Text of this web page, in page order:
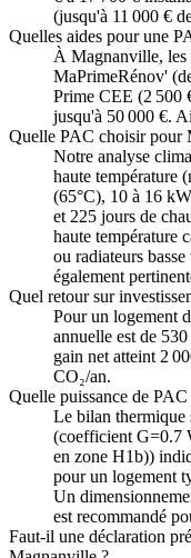
(jusqu'à 11 000 €
Quelles aides pour une
À Magnanville, les
MaPrimeRénov'
Prime CEE (2 500
jusqu'à 50 000 €.
Quelle PAC choisir pour
Notre analyse
haute température
(65°C), 10 à 16
et 225 jours de
haute température
ou radiateurs
également
Quel retour sur
Pour un logement
annuelle est de
gain net atteint 2
CO₂/an.
Quelle puissance de
Le bilan
(coefficient G=0.7
en zone H1b))
pour un logement
Un
est recommandé
Faut-il une déclaration